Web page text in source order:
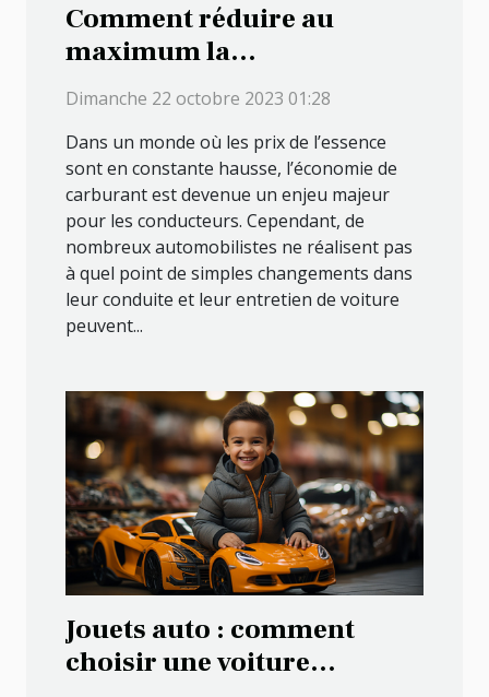
Comment réduire au
maximum la
consommation en essence
de votre véhicule ?
Dimanche 22 octobre 2023 01:28
Dans un monde où les prix de l’essence
sont en constante hausse, l’économie de
carburant est devenue un enjeu majeur
pour les conducteurs. Cependant, de
nombreux automobilistes ne réalisent pas
à quel point de simples changements dans
leur conduite et leur entretien de voiture
peuvent...
Jouets auto : comment
choisir une voiture